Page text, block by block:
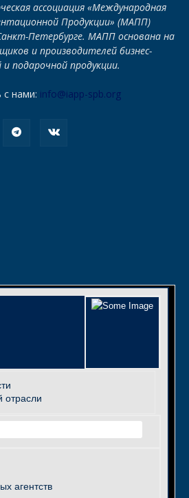
ассоциация «Международная
Продукции» (МАПП)
Петербурге. МАПП основана на
и производителей бизнес-
и подарочной продукции.
с нами: info@iapp-spb.org
отрасли
агентств